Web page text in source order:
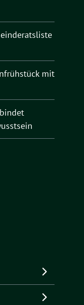
mit